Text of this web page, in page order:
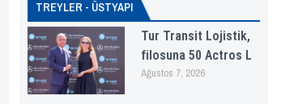
TREYLER - ÜSTYAPI
Tur Transit Lojistik,
filosuna 50 Actros L
Ağustos 7, 2026